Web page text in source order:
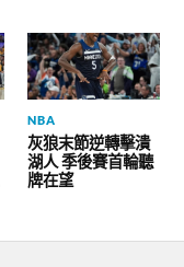
NBA
灰狼末節逆轉擊潰
湖人 季後賽首輪聽
牌在望